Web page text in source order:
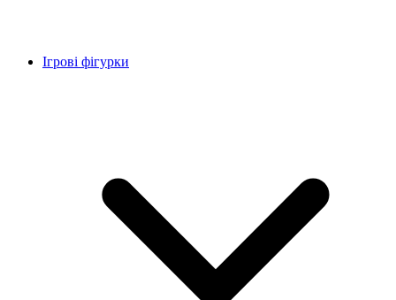
Ігрові фігурки